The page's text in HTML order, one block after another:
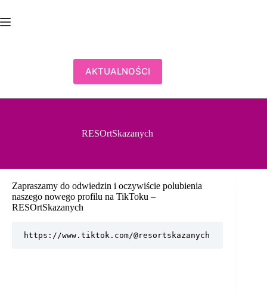
treści
AKTUALNOŚCI
RESOrtSkazanych
Zapraszamy do odwiedzin i oczywiście polubienia
naszego nowego profilu na TikToku –
RESOrtSkazanych
https://www.tiktok.com/@resortskazanych